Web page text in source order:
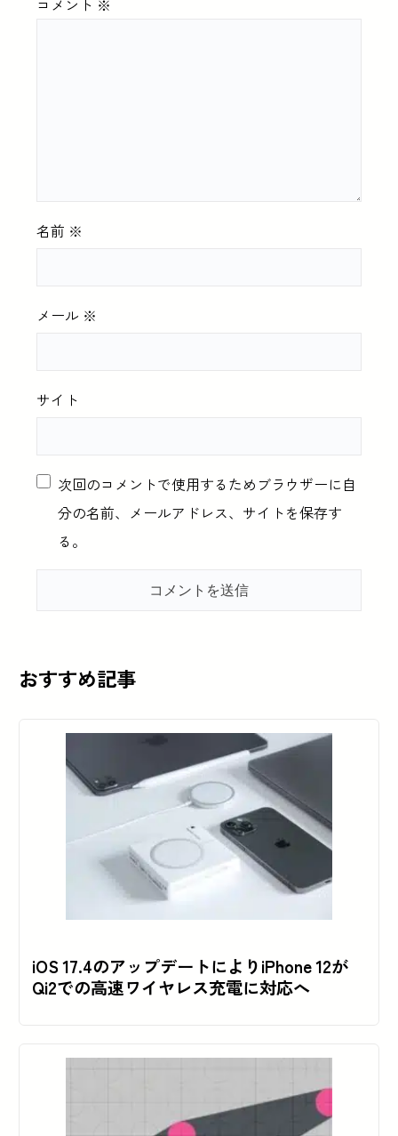
コメント ※
名前 ※
メール ※
サイト
次回のコメントで使用するためブラウザーに自
分の名前、メールアドレス、サイトを保存す
る。
おすすめ記事
iOS 17.4のアップデートによりiPhone 12が
Qi2での高速ワイヤレス充電に対応へ